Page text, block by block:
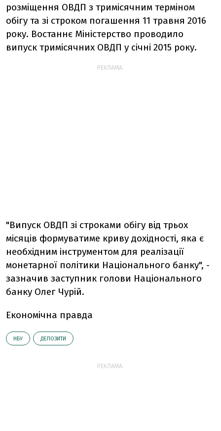
розміщення ОВДП з тримісячним терміном
обігу та зі строком погашення 11 травня 2016
року. Востаннє Міністерство проводило
випуск тримісячних ОВДП у січні 2015 року.
РЕКЛАМА:
"Випуск ОВДП зі строками обігу від трьох
місяців формуватиме криву дохідності, яка є
необхідним інструментом для реалізації
монетарної політики Національного банку", -
зазначив заступник голови Національного
банку Олег Чурій.
Економічна правда
НБУ ДЕПОЗИТИ
РЕКЛАМА: